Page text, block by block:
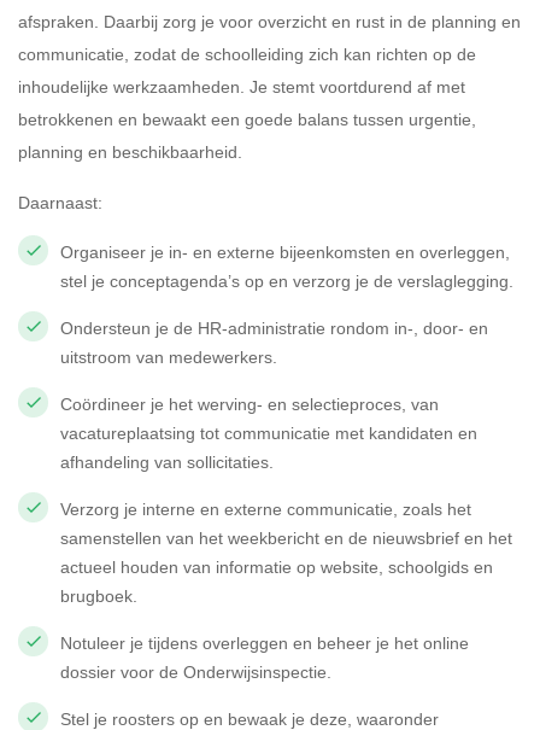
afspraken. Daarbij zorg je voor overzicht en rust in de planning en
communicatie, zodat de schoolleiding zich kan richten op de
inhoudelijke werkzaamheden. Je stemt voortdurend af met
betrokkenen en bewaakt een goede balans tussen urgentie,
planning en beschikbaarheid.
Daarnaast:
Organiseer je in- en externe bijeenkomsten en overleggen,
stel je conceptagenda’s op en verzorg je de verslaglegging.
Ondersteun je de HR-administratie rondom in-, door- en
uitstroom van medewerkers.
Coördineer je het werving- en selectieproces, van
vacatureplaatsing tot communicatie met kandidaten en
afhandeling van sollicitaties.
Verzorg je interne en externe communicatie, zoals het
samenstellen van het weekbericht en de nieuwsbrief en het
actueel houden van informatie op website, schoolgids en
brugboek.
Notuleer je tijdens overleggen en beheer je het online
dossier voor de Onderwijsinspectie.
Stel je roosters op en bewaak je deze, waaronder